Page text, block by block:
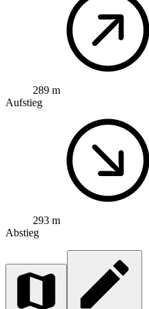
289 m
Aufstieg
293 m
Abstieg